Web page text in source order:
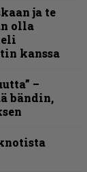
ja te
olla
kanssa
–
bändin,